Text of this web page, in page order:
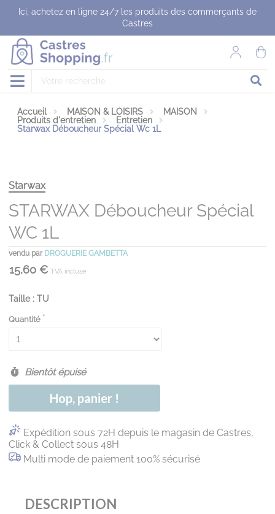
Ici, achetez en ligne 24/7 les produits des commerçants de
Castres
Accueil MAISON & LOISIRS
MAISON
Produits d'entretien
Entretien
Starwax Déboucheur Spécial Wc 1L
Starwax
STARWAX Déboucheur Spécial
WC 1L
vendu par DROGUERIE GAMBETTA
15,60 € TVA incluse
Taille : TU
Quantité
Bientôt épuisé
Hop, panier !
Expédition sous 72H depuis le magasin de Castres,
Click & Collect sous 48H
Multi mode de paiement 100% sécurisé
DESCRIPTION
Panneau de gestion des cookies